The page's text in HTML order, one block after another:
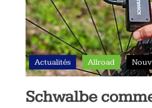
Actualités Allroad
Schwalbe